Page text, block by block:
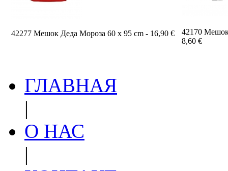
42277 Мешок Деда Мороза 60 x 95 cm - 16,90 €
42170
8,60 €
ГЛАВНАЯ
|
О НАС
|